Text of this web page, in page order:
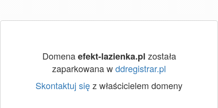
Domenaefekt-lazienka.pl została
zaparkowana wddregistrar.pl
Skontaktuj sięz właścicielem domeny